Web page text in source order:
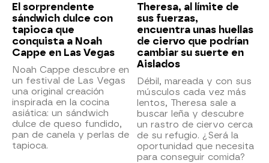
El sorprendente
sándwich dulce con
tapioca que
conquista a Noah
Cappe en Las Vegas
Noah Cappe descubre en
un festival de Las Vegas
una original creación
inspirada en la cocina
asiática: un sándwich
dulce de queso fundido,
pan de canela y perlas de
tapioca.
Theresa, al límite de
sus fuerzas,
encuentra unas huellas
de ciervo que podrían
cambiar su suerte en
Aislados
Débil, mareada y con sus
músculos cada vez más
lentos, Theresa sale a
buscar leña y descubre
un rastro de ciervo cerca
de su refugio. ¿Será la
oportunidad que necesita
para conseguir comida?